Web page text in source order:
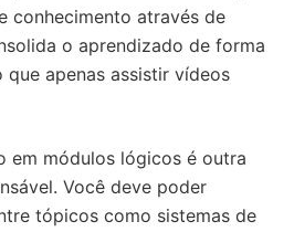
conhecimento através de
o aprendizado de forma
apenas assistir vídeos
em módulos lógicos é outra
Você deve poder
tópicos como sistemas de